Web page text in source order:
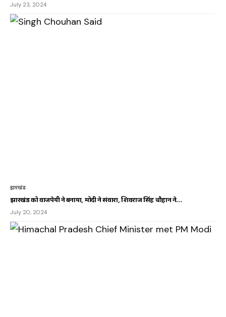
July 23, 2024
झारखंड
झारखंड को वाजपेयी ने बनाया, मोदी ने संवारा, शिवराज सिंह चौहान ने…
July 20, 2024